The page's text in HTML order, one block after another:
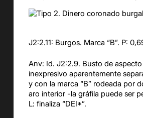
J2:2.11: Burgos. Marca “B”. P:
Anv: Id. J2:2.9. Busto de
inexpresivo aparentemente
y con la marca “B” rodeada por
aro interior -la gráfila puede ser
L: finaliza “DEI*”.